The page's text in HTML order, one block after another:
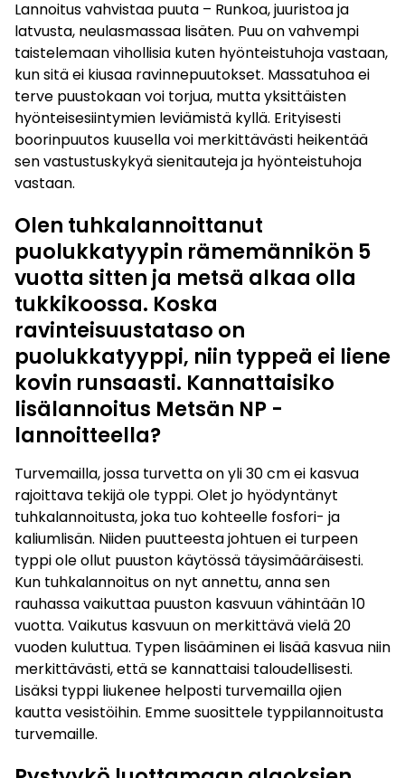
Lannoitus vahvistaa puuta – Runkoa, juuristoa ja
latvusta, neulasmassaa lisäten. Puu on vahvempi
taistelemaan vihollisia kuten hyönteistuhoja vastaan,
kun sitä ei kiusaa ravinnepuutokset. Massatuhoa ei
terve puustokaan voi torjua, mutta yksittäisten
hyönteisesiintymien leviämistä kyllä. Erityisesti
boorinpuutos kuusella voi merkittävästi heikentää
sen vastustuskykyä sienitauteja ja hyönteistuhoja
vastaan.
Olen tuhkalannoittanut
puolukkatyypin rämemännikön 5
vuotta sitten ja metsä alkaa olla
tukkikoossa. Koska
ravinteisuustataso on
puolukkatyyppi, niin typpeä ei liene
kovin runsaasti. Kannattaisiko
lisälannoitus Metsän NP -
lannoitteella?
Turvemailla, jossa turvetta on yli 30 cm ei kasvua
rajoittava tekijä ole typpi. Olet jo hyödyntänyt
tuhkalannoitusta, joka tuo kohteelle fosfori- ja
kaliumlisän. Niiden puutteesta johtuen ei turpeen
typpi ole ollut puuston käytössä täysimääräisesti.
Kun tuhkalannoitus on nyt annettu, anna sen
rauhassa vaikuttaa puuston kasvuun vähintään 10
vuotta. Vaikutus kasvuun on merkittävä vielä 20
vuoden kuluttua. Typen lisääminen ei lisää kasvua niin
merkittävästi, että se kannattaisi taloudellisesti.
Lisäksi typpi liukenee helposti turvemailla ojien
kautta vesistöihin. Emme suosittele typpilannoitusta
turvemaille.